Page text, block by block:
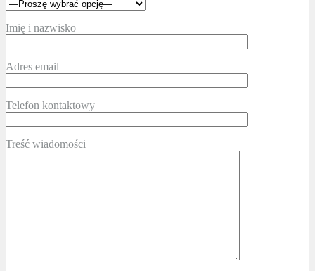
Imię i nazwisko
Adres email
Telefon kontaktowy
Treść wiadomości